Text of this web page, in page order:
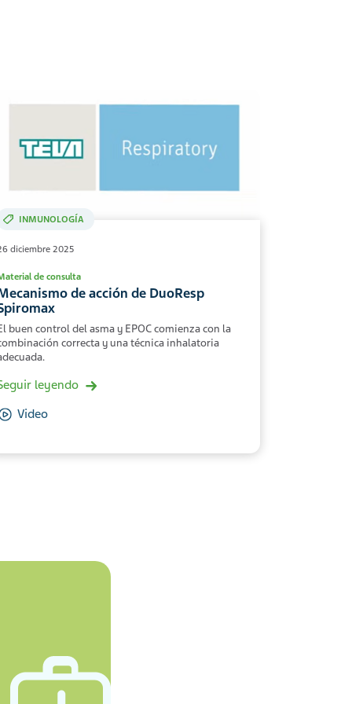
INMUNOLOGÍA
diciembre 2025
de consulta
de acción de DuoResp
buen control del asma y EPOC comienza con la
correcta y una técnica inhalatoria
leyendo
Video